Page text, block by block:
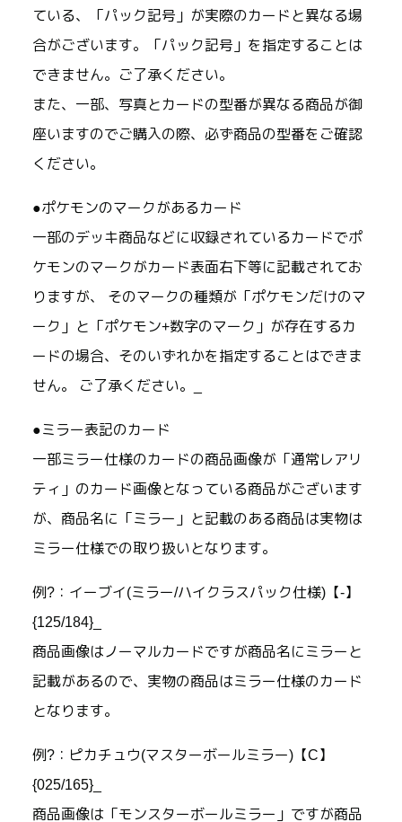
ている、「パック記号」が実際のカードと異なる場
合がございます。「パック記号」を指定することは
できません。ご了承ください。
また、一部、写真とカードの型番が異なる商品が御
座いますのでご購入の際、必ず商品の型番をご確認
ください。
●ポケモンのマークがあるカード
一部のデッキ商品などに収録されているカードでポ
ケモンのマークがカード表面右下等に記載されてお
りますが、 そのマークの種類が「ポケモンだけのマ
ーク」と「ポケモン+数字のマーク」が存在するカ
ードの場合、そのいずれかを指定することはできま
せん。 ご了承ください。_
●ミラー表記のカード
一部ミラー仕様のカードの商品画像が「通常レアリ
ティ」のカード画像となっている商品がございます
が、商品名に「ミラー」と記載のある商品は実物は
ミラー仕様での取り扱いとなります。
例?：イーブイ(ミラー/ハイクラスパック仕様)【-】
{125/184}_
商品画像はノーマルカードですが商品名にミラーと
記載があるので、実物の商品はミラー仕様のカード
となります。
例?：ピカチュウ(マスターボールミラー)【C】
{025/165}_
商品画像は「モンスターボールミラー」ですが商品